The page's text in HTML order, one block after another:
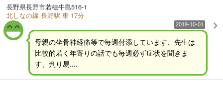
長野県長野市若穂牛島516-1
北しなの線 長野駅 車 17分
2019-10-01
母親の坐骨神経痛等で毎週付添しています、先生は
比較的若く年寄りの話でも毎週必ず症状を聞きま
す、判り易....